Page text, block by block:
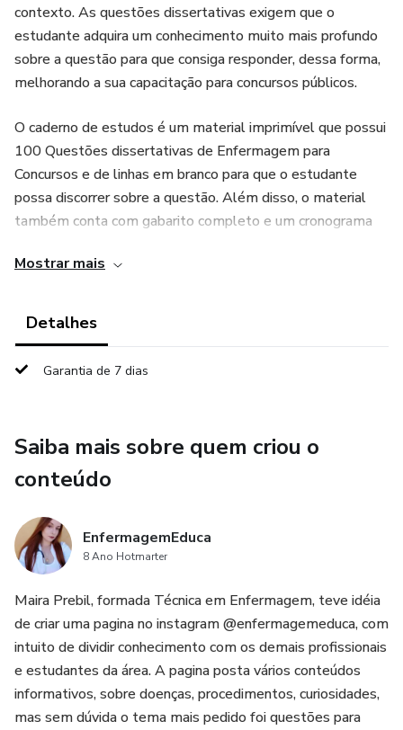
contexto. As questões dissertativas exigem que o
estudante adquira um conhecimento muito mais profundo
sobre a questão para que consiga responder, dessa forma,
melhorando a sua capacitação para concursos públicos.
O caderno de estudos é um material imprimível que possui
100 Questões dissertativas de Enfermagem para
Concursos e de linhas em branco para que o estudante
possa discorrer sobre a questão. Além disso, o material
também conta com gabarito completo e um cronograma
Mostrar mais
Detalhes
Garantia de 7 dias
Saiba mais sobre quem criou o
conteúdo
EnfermagemEduca
8 Ano Hotmarter
Maira Prebil, formada Técnica em Enfermagem, teve idéia
de criar uma pagina no instagram @enfermagemeduca, com
intuito de dividir conhecimento com os demais profissionais
e estudantes da área. A pagina posta vários conteúdos
informativos, sobre doenças, procedimentos, curiosidades,
mas sem dúvida o tema mais pedido foi questões para